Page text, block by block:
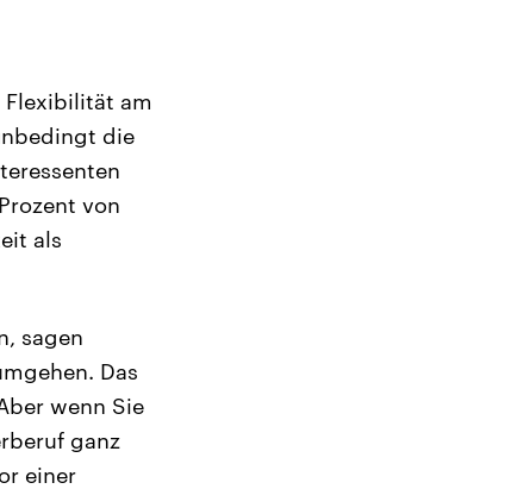
am
die
von
als
sagen
Das
wenn Sie
ganz
einer